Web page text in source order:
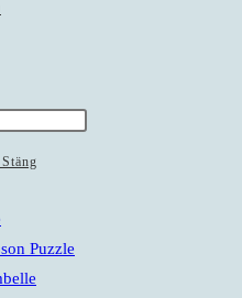
Stäng
Puzzle